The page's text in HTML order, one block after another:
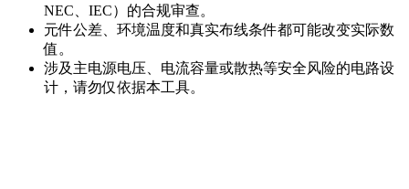
NEC、IEC）的合规审查。
元件公差、环境温度和真实布线条件都可能改变实际数
值。
涉及主电源电压、电流容量或散热等安全风险的电路设
计，请勿仅依据本工具。